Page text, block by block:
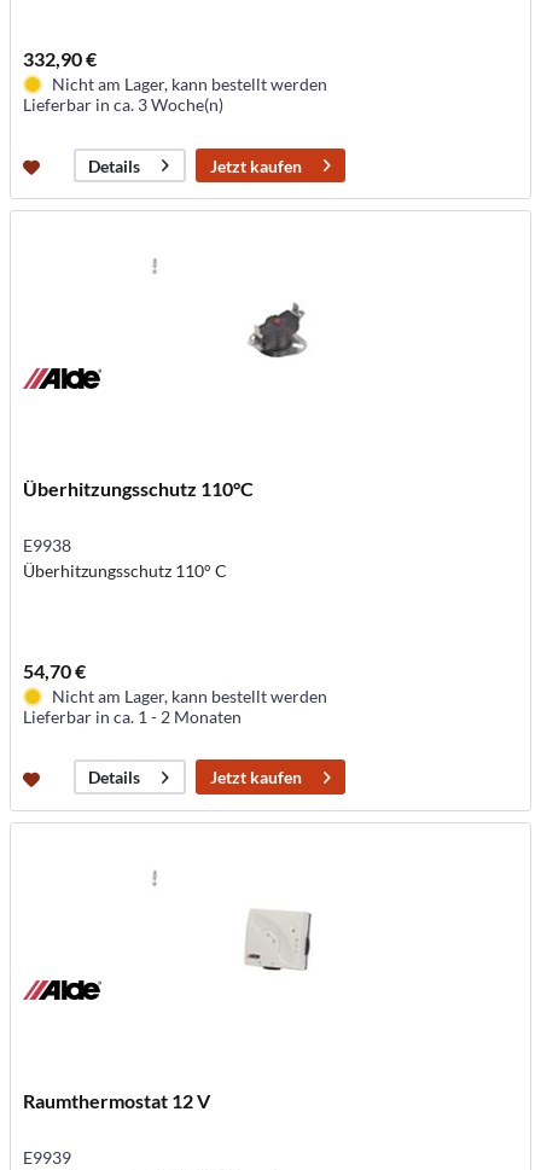
332,90 €
Nicht am Lager, kann bestellt werden
Lieferbar in ca. 3 Woche(n)
Details Jetzt kaufen
Überhitzungsschutz 110°C
E9938
Überhitzungsschutz 110° C
54,70 €
Nicht am Lager, kann bestellt werden
Lieferbar in ca. 1 - 2 Monaten
Details Jetzt kaufen
Raumthermostat 12 V
E9939